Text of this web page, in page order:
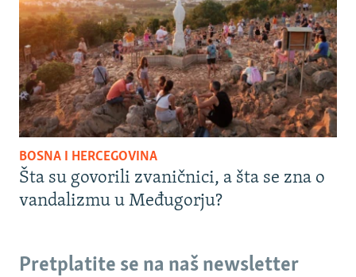
BOSNA I HERCEGOVINA
Šta su govorili zvaničnici, a šta se zna o
vandalizmu u Međugorju?
Pretplatite se na naš newsletter